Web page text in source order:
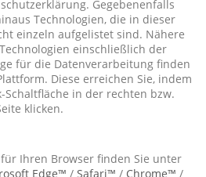
Gegebenenfalls
Technologien, die in dieser
einzeln aufgelistet sind. Nähere
einschließlich der
für die Datenverarbeitung finden
Diese erreichen Sie, indem
Schaltfläche in der rechten bzw.
klicken.
Ihren Browser finden Sie unter
Edge™ / Safari™ / Chrome™ /